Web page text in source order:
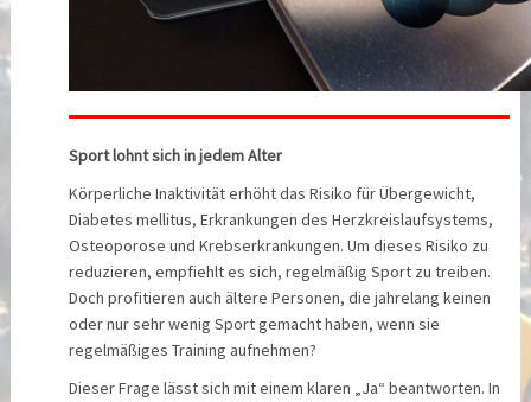
Sport lohnt sich in jedem Alter
Körperliche Inaktivität erhöht das Risiko für Übergewicht,
Diabetes mellitus, Erkrankungen des Herzkreislaufsystems,
Osteoporose und Krebserkrankungen. Um dieses Risiko zu
reduzieren, empfiehlt es sich, regelmäßig Sport zu treiben.
Doch profitieren auch ältere Personen, die jahrelang keinen
oder nur sehr wenig Sport gemacht haben, wenn sie
regelmäßiges Training aufnehmen?
Dieser Frage lässt sich mit einem klaren „Ja“ beantworten. In